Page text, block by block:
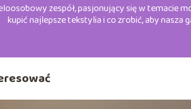
zespół, pasjonujący się w temacie
kupić najlepsze tekstylia i co zrobić, aby nasza